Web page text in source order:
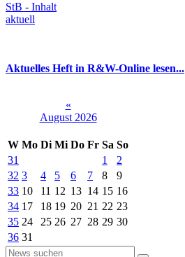
StB - Inhalt
aktuell
Aktuelles Heft in R&W-Online lesen...
«
August 2026
W Mo Di Mi Do Fr Sa So
31
1
2
32 3 4 5 6 7 8
9
33 10 11 12 13 14 15 16
34 17 18 19 20 21 22 23
35 24 25 26 27 28 29 30
36 31